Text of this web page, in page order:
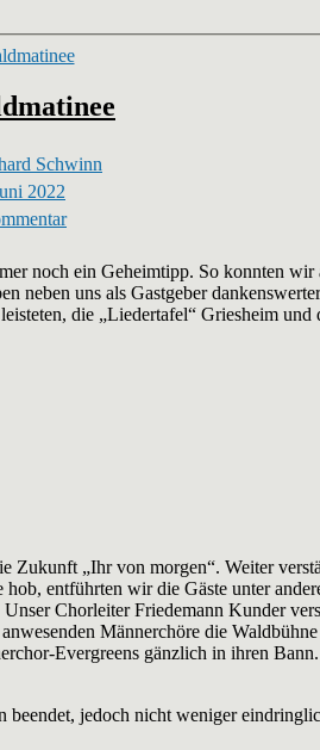
Schwinn
2022
zu
25
Waldmatinee
noch ein Geheimtipp. So konnten
uns als Gastgeber
die „Liedertafel“ Griesheim
„Ihr von morgen“. Weiter
entführten wir die Gäste unter
Chorleiter Friedemann Kunder
Männerchöre die
Evergreens gänzlich in ihren
jedoch nicht weniger